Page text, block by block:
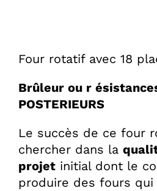
Four rotatif avec 18
Brûleur ou r
POSTERIEURS
Le succès de ce four
chercher dans la
projetinitial dont le
produire des fours qui